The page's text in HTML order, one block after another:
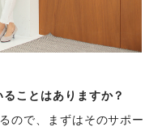
ことはありますか？
ので、まずはそのサポー